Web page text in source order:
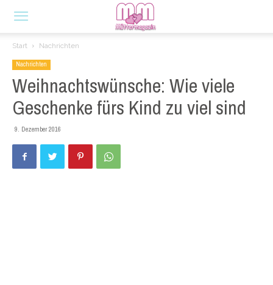
Start Nachrichten
Nachrichten
Weihnachtswünsche: Wie viele
Geschenke fürs Kind zu viel sind
9. Dezember 2016